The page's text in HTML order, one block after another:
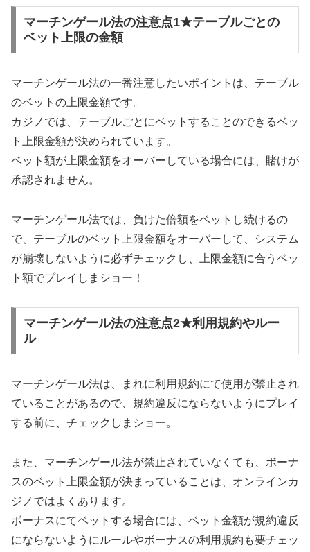
マーチンゲール法の注意点1★テーブルごとの
ベット上限の金額
マーチンゲール法の一番注意したいポイントは、テーブル
のベットの上限金額です。
カジノでは、テーブルごとにベットすることのできるベッ
ト上限金額が決められています。
ベット額が上限金額をオーバーしている場合には、賭けが
承認されません。
マーチンゲール法では、負けた倍額をベットし続けるの
で、テーブルのベット上限金額をオーバーして、システム
が崩壊しないように必ずチェックし、上限金額に合うベッ
ト額でプレイしまショー！
マーチンゲール法の注意点2★利用規約やルー
ル
マーチンゲール法は、まれに利用規約にて使用が禁止され
ていることがあるので、規約違反にならないようにプレイ
する前に、チェックしまショー。
また、マーチンゲール法が禁止されていなくても、ボーナ
スのベット上限金額が決まっていることは、オンラインカ
ジノではよくあります。
ボーナスにてベットする場合には、ベット金額が規約違反
にならないようにルールやボーナスの利用規約も要チェッ